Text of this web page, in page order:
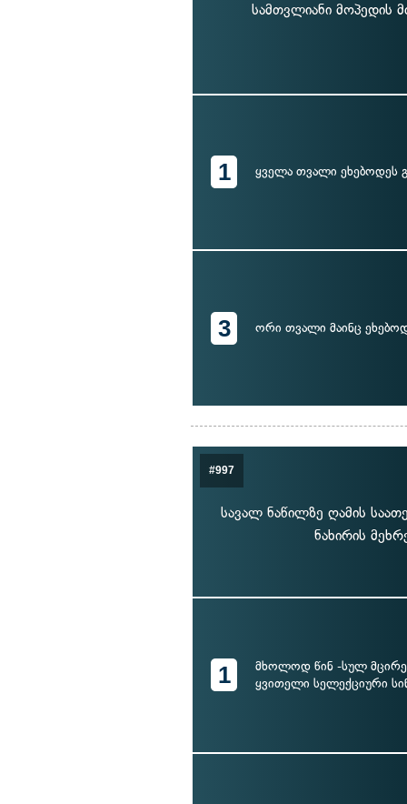
სამთვლიანი მოპედის
1 ყველა თვალი ეხებოდეს
3 ორი თვალი მაინც
#997
სავალ ნაწილზე ღამის
ნახირის
1
მხოლოდ წინ -სულ
ყვითელი სელექციური